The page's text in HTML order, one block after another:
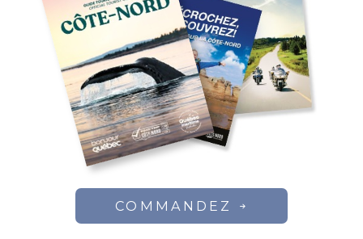
COMMANDEZ